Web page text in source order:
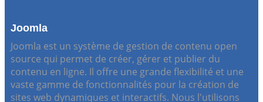
Joomla
Joomla est un système de gestion de contenu open
source qui permet de créer, gérer et publier du
contenu en ligne. Il offre une grande flexibilité et une
vaste gamme de fonctionnalités pour la création de
sites web dynamiques et interactifs. Nous l'utilisons